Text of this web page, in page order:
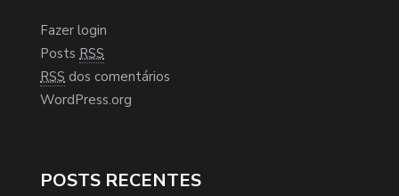
Fazer login
Posts RSS
RSS dos comentários
WordPress.org
POSTS RECENTES